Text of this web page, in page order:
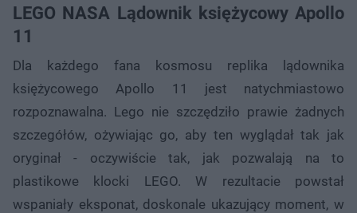
LEGO NASA Lądownik księżycowy Apollo
11
Dla każdego fana kosmosu replika lądownika
księżycowego Apollo 11 jest natychmiastowo
rozpoznawalna. Lego nie szczędziło prawie żadnych
szczegółów, ożywiając go, aby ten wyglądał tak jak
oryginał - oczywiście tak, jak pozwalają na to
plastikowe klocki LEGO. W rezultacie powstał
wspaniały eksponat, doskonale ukazujący moment, w